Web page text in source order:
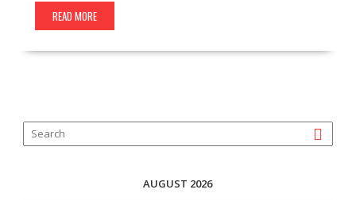
READ MORE
AUGUST 2026